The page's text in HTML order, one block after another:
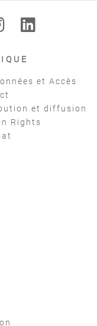
et Accès
et diffusion
Rights